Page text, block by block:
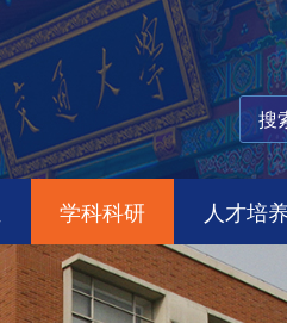
学科科研 人才培养